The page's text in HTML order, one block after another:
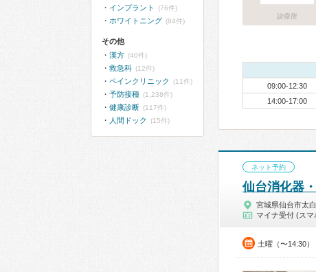
診療所
09:00-12:30
14:00-17:00
ネット予約
仙台消化器
宮城県仙台市太
マイナ受付 (スマ
土曜（〜14:30）
インプラント (76件)
ホワイトニング (84件)
その他
漢方 (40件)
救急科 (12件)
ペインクリニック (11件)
予防接種 (1,238件)
健康診断 (117件)
人間ドック (15件)